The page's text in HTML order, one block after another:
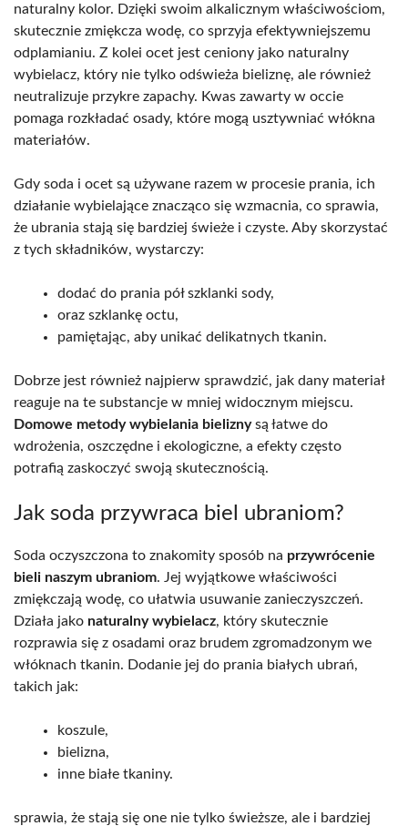
naturalny kolor. Dzięki swoim alkalicznym właściwościom,
skutecznie zmiękcza wodę, co sprzyja efektywniejszemu
odplamianiu. Z kolei ocet jest ceniony jako naturalny
wybielacz, który nie tylko odświeża bieliznę, ale również
neutralizuje przykre zapachy. Kwas zawarty w occie
pomaga rozkładać osady, które mogą usztywniać włókna
materiałów.
Gdy soda i ocet są używane razem w procesie prania, ich
działanie wybielające znacząco się wzmacnia, co sprawia,
że ubrania stają się bardziej świeże i czyste. Aby skorzystać
z tych składników, wystarczy:
dodać do prania pół szklanki sody,
oraz szklankę octu,
pamiętając, aby unikać delikatnych tkanin.
Dobrze jest również najpierw sprawdzić, jak dany materiał
reaguje na te substancje w mniej widocznym miejscu.
Domowe metody wybielania bieliznysą łatwe do
wdrożenia, oszczędne i ekologiczne, a efekty często
potrafią zaskoczyć swoją skutecznością.
Jak soda przywraca biel ubraniom?
Soda oczyszczona to znakomity sposób na przywrócenie
bieli naszym ubraniom. Jej wyjątkowe właściwości
zmiękczają wodę, co ułatwia usuwanie zanieczyszczeń.
Działa jako naturalny wybielacz, który skutecznie
rozprawia się z osadami oraz brudem zgromadzonym we
włóknach tkanin. Dodanie jej do prania białych ubrań,
takich jak:
koszule,
bielizna,
inne białe tkaniny.
sprawia, że stają się one nie tylko świeższe, ale i bardziej